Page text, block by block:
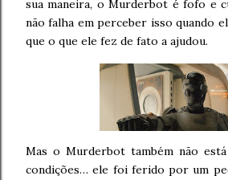
sua maneira, o Murderbot é fofo e
não falha em perceber isso quando
que o que ele fez de fato a ajudou.
Mas o Murderbot também não
condições… ele foi ferido por um